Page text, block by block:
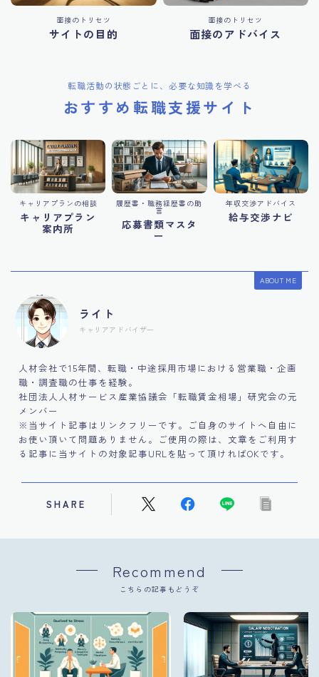
面接のトリセツ
サイトの目的
面接のトリセツ
面接のアドバイス
転職活動の状態ごとに、必要な知識を学べる
おすすめ転職支援サイト
キャリアプランの相談
キャリアプラン
案内所
履歴書・職務経歴書の助
言
応募書類マスタ
ー
年収交渉アドバイス
給与交渉ナビ
ABOUT ME
ライト
キャリアアドバイザー
人材会社で15年間、転職・中途採用市場における営業職・企画
職・調査職の仕事を経験。
社団法人人材サービス産業協議会「転職賃金相場」研究会の元
メンバー
※当サイト記事はリンクフリーです。ご自身のサイトへ自由に
お使い頂いて問題ありません。ご使用の際は、文章をご利用す
る記事に当サイトの対象記事URLを貼って頂ければOKです。
SHARE
Recommend
こちらの記事もどうぞ